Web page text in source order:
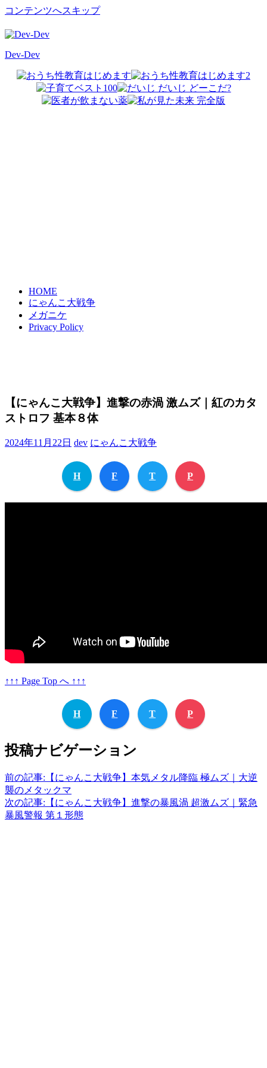
コンテンツへスキップ
Dev-Dev
HOME
にゃんこ大戦争
メガニケ
Privacy Policy
【にゃんこ大戦争】進撃の赤渦 激ムズ｜紅のカタ
ストロフ 基本８体
2024年11月22日 dev にゃんこ大戦争
H F T P
↑↑↑ Page Top へ ↑↑↑
H F T P
投稿ナビゲーション
前の記事: 【にゃんこ大戦争】本気メタル降臨 極ムズ｜大逆
襲のメタックマ
次の記事: 【にゃんこ大戦争】進撃の暴風渦 超激ムズ｜緊急
暴風警報 第１形態